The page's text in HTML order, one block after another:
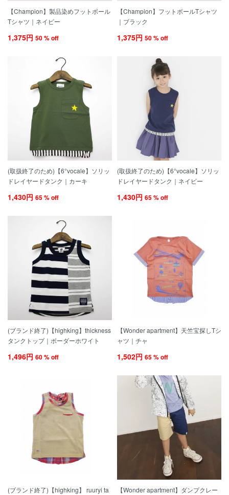
【Champion】製品染めフットボール
Tシャツ｜ネイビー
1,375円 50 % off
【Champion】フットボールTシャツ
｜ブラック
1,375円 50 % off
(取扱終了のため)【6°vocale】ソリッ
ドレイヤードタンク｜カーキ
1,430円 65 % off
(取扱終了のため)【6°vocale】ソリッ
ドレイヤードタンク｜ネイビー
1,430円 65 % off
(ブランド終了)【highking】thickness
タンクトップ｜ボーダーホワイト
1,496円 60 % off
【Wonder apartment】天竺宝探しTシ
ャツ｜チャ
1,502円 65 % off
(ブランド終了)【highking】 ruuryi ta
【Wonder apartment】ダンプクレー